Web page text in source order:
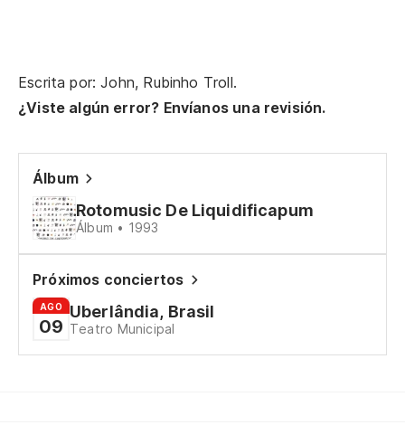
Escrita por: John, Rubinho Troll.
¿Viste algún error? Envíanos una revisión.
Álbum
Rotomusic De Liquidificapum
Álbum • 1993
Próximos conciertos
AGO
09
Uberlândia, Brasil
Teatro Municipal